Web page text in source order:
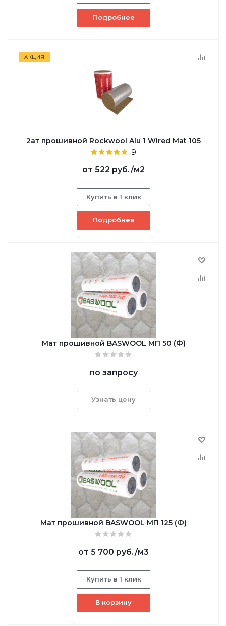
Подробнее
АКЦИЯ
2ат прошивной Rockwool Alu 1 Wired Mat 105
9
от 522 руб./м2
Купить в 1 клик
Подробнее
Мат прошивной BASWOOL МП 50 (Ф)
по запросу
Узнать цену
Мат прошивной BASWOOL МП 125 (Ф)
от 5 700 руб./м3
Купить в 1 клик
В корзину